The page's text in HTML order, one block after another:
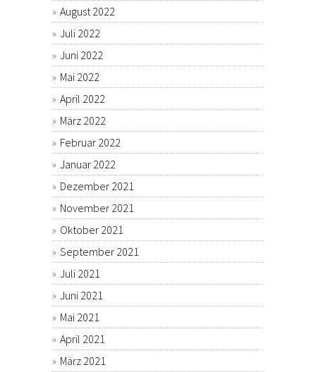
August 2022
Juli 2022
Juni 2022
Mai 2022
April 2022
März 2022
Februar 2022
Januar 2022
Dezember 2021
November 2021
Oktober 2021
September 2021
Juli 2021
Juni 2021
Mai 2021
April 2021
März 2021